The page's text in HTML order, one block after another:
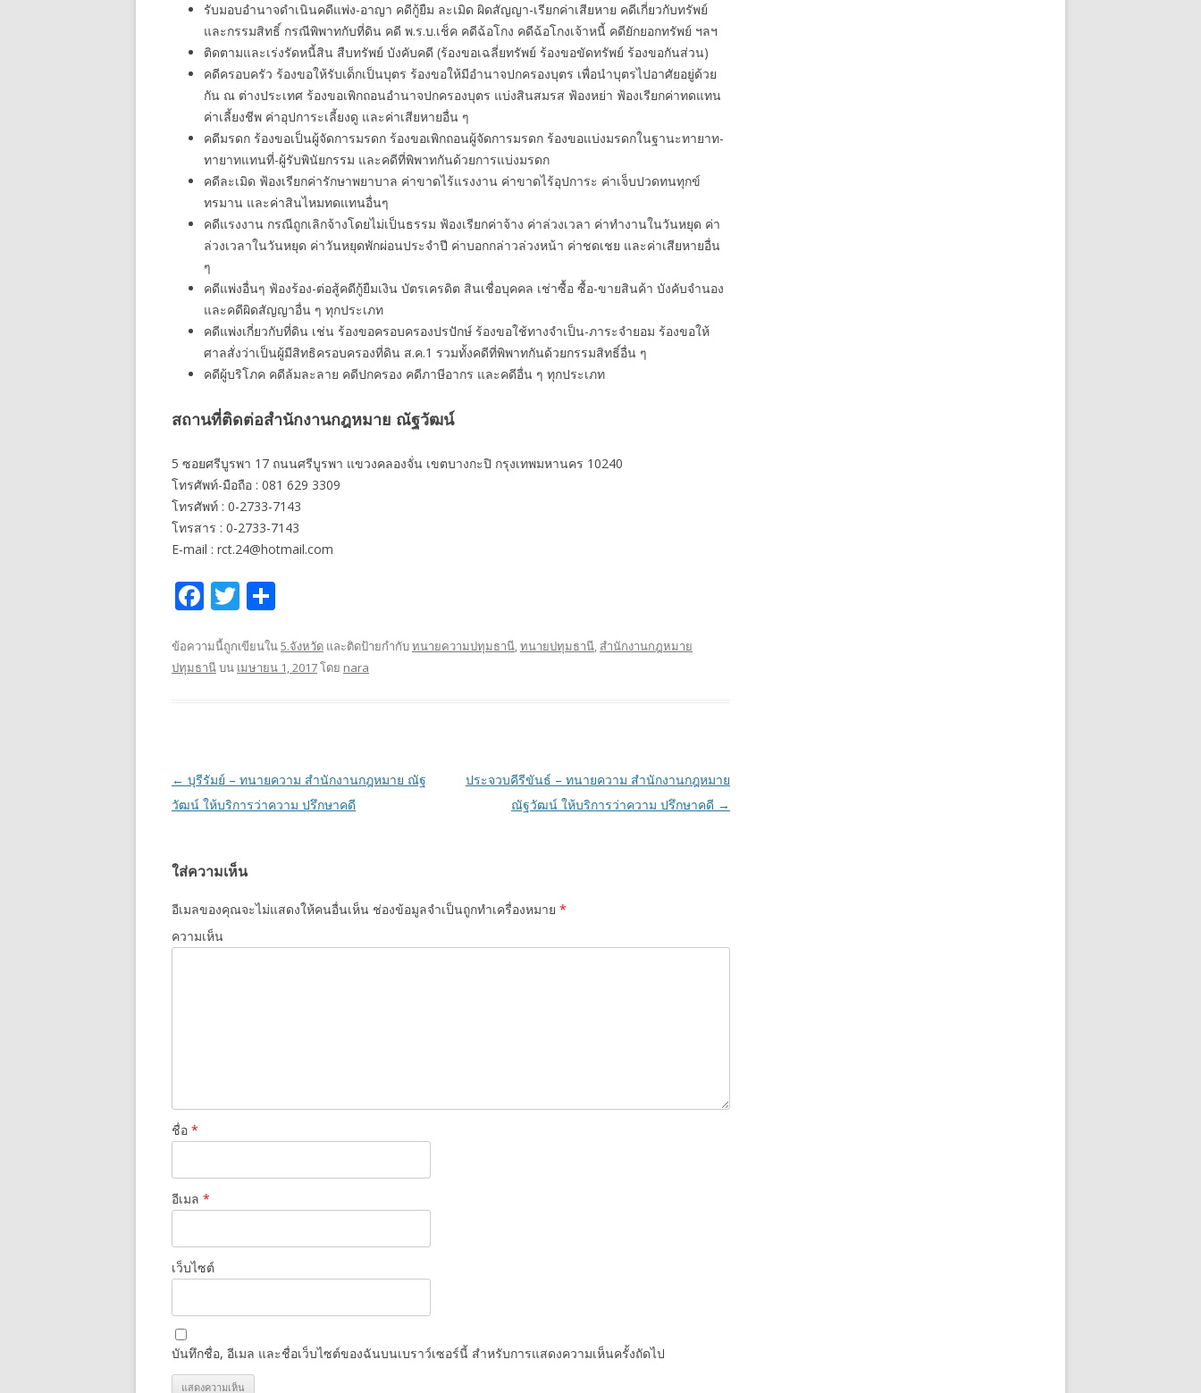
รับมอบอำนาจดำเนินคดีแพ่ง-อาญา คดีกู้ยืม ละเมิด ผิดสัญญา-เรียกค่าเสียหาย คดีเกี่ยวกับทรัพย์
และกรรมสิทธิ์ กรณีพิพาทกับที่ดิน คดี พ.ร.บ.เช็ค คดีฉ้อโกง คดีฉ้อโกงเจ้าหนี้ คดียักยอกทรัพย์ ฯลฯ
ติดตามและเร่งรัดหนี้สิน สืบทรัพย์ บังคับคดี (ร้องขอเฉลี่ยทรัพย์ ร้องขอขัดทรัพย์ ร้องขอกันส่วน)
คดีครอบครัว ร้องขอให้รับเด็กเป็นบุตร ร้องขอให้มีอำนาจปกครองบุตร เพื่อนำบุตรไปอาศัยอยู่ด้วย
กัน ณ ต่างประเทศ ร้องขอเพิกถอนอำนาจปกครองบุตร แบ่งสินสมรส ฟ้องหย่า ฟ้องเรียกค่าทดแทน
ค่าเลี้ยงชีพ ค่าอุปการะเลี้ยงดู และค่าเสียหายอื่น ๆ
คดีมรดก ร้องขอเป็นผู้จัดการมรดก ร้องขอเพิกถอนผู้จัดการมรดก ร้องขอแบ่งมรดกในฐานะทายาท-
ทายาทแทนที่-ผู้รับพินัยกรรม และคดีที่พิพาทกันด้วยการแบ่งมรดก
คดีละเมิด ฟ้องเรียกค่ารักษาพยาบาล ค่าขาดไร้แรงงาน ค่าขาดไร้อุปการะ ค่าเจ็บปวดทนทุกข์
ทรมาน และค่าสินไหมทดแทนอื่นๆ
คดีแรงงาน กรณีถูกเลิกจ้างโดยไม่เป็นธรรม ฟ้องเรียกค่าจ้าง ค่าล่วงเวลา ค่าทํางานในวันหยุด ค่า
ล่วงเวลาในวันหยุด ค่าวันหยุดพักผ่อนประจำปี ค่าบอกกล่าวล่วงหน้า ค่าชดเชย และค่าเสียหายอื่น
ๆ
คดีแพ่งอื่นๆ ฟ้องร้อง-ต่อสู้คดีกู้ยืมเงิน บัตรเครดิต สินเชื่อบุคคล เช่าซื้อ ซื้อ-ขายสินค้า บังคับจำนอง
และคดีผิดสัญญาอื่น ๆ ทุกประเภท
คดีแพ่งเกี่ยวกับที่ดิน เช่น ร้องขอครอบครองปรปักษ์ ร้องขอใช้ทางจำเป็น-ภาระจำยอม ร้องขอให้
ศาลสั่งว่าเป็นผู้มีสิทธิครอบครองที่ดิน ส.ค.1 รวมทั้งคดีที่พิพาทกันด้วยกรรมสิทธิ์อื่น ๆ
คดีผู้บริโภค คดีล้มละลาย คดีปกครอง คดีภาษีอากร และคดีอื่น ๆ ทุกประเภท
สถานที่ติดต่อสำนักงานกฎหมาย ณัฐวัฒน์
5 ซอยศรีบูรพา 17 ถนนศรีบูรพา แขวงคลองจั่น เขตบางกะปิ กรุงเทพมหานคร 10240
โทรศัพท์-มือถือ : 081 629 3309
โทรศัพท์ : 0-2733-7143
โทรสาร : 0-2733-7143
E-mail : rct.24@hotmail.com
F
e
b
k
T
itt
er
ar
e
ข้อความนี้ถูกเขียนใน5.จังหวัด และติดป้ายกำกับทนายความปทุมธานี,ทนายปทุมธานี, สำนักงานกฎหมาย
ปทุมธานีบน เมษายน 1, 2017โดย nara
เมนู
นำทาง
← บุรีรัมย์ – ทนายความ สำนักงานกฎหมาย ณัฐ
วัฒน์ ให้บริการว่าความ ปรึกษาคดี
ประจวบคีรีขันธ์ – ทนายความ สำนักงานกฎหมาย
ณัฐวัฒน์ ให้บริการว่าความ ปรึกษาคดี →
ใส่ความเห็น
อีเมลของคุณจะไม่แสดงให้คนอื่นเห็น ช่องข้อมูลจำเป็นถูกทำเครื่องหมาย *
ความเห็น
ชื่อ *
อีเมล *
เว็บไซต์
บันทึกชื่อ, อีเมล และชื่อเว็บไซต์ของฉันบนเบราว์เซอร์นี้ สำหรับการแสดงความเห็นครั้งถัดไป